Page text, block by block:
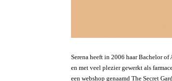
Serena heeft in 2006 haar Bachelor
en met veel plezier gewerkt als
een webshop genaamd The Secret